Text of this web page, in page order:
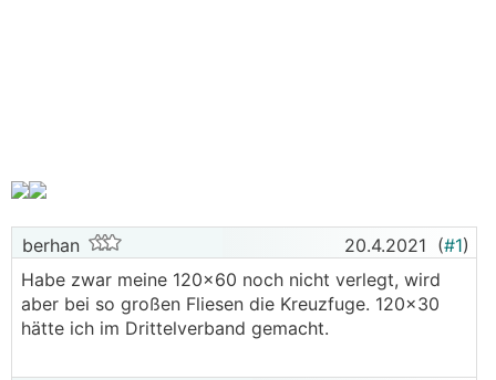
berhan 20.4.2021 (#1)
Habe zwar meine 120x60 noch nicht verlegt, wird
aber bei so großen Fliesen die Kreuzfuge. 120x30
hätte ich im Drittelverband gemacht.